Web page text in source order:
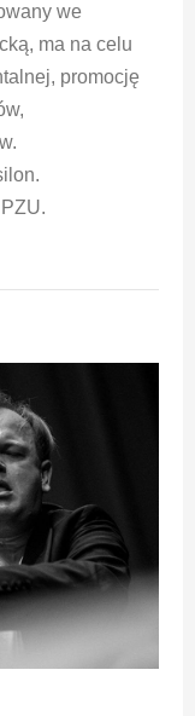
we
ma na celu
promocję